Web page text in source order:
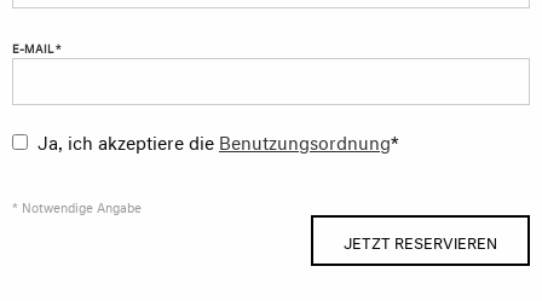
E-MAIL *
Ja, ich akzeptiere die Benutzungsordnung*
* Notwendige Angabe
JETZT RESERVIEREN